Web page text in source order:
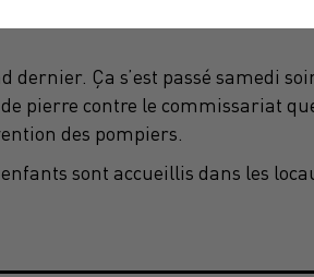
dernier. Ça s’est passé samedi
pierre contre le commissariat
des pompiers.
sont accueillis dans les